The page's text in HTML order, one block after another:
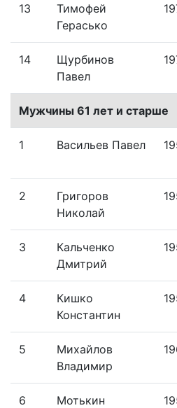
13
Тимофей
Герасько
14
Щурбинов
Павел
Мужчины 61 лет и старше
1 Васильев Павел
2
Григоров
Николай
3
Кальченко
Дмитрий
4
Кишко
Константин
5
Михайлов
Владимир
6
Мотькин